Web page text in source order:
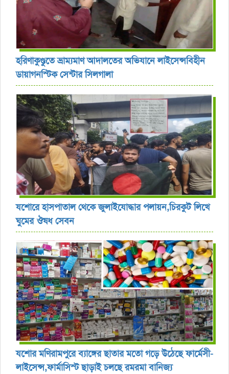
হরিণাকুণ্ডুতে ভ্রাম্যমাণ আদালতের অভিযানে লাইসেন্সবিহীন
ডায়াগনস্টিক সেন্টার সিলগালা
যশোরে হাসপাতাল থেকে জুলাইযোদ্ধার পলায়ন,চিরকুট লিখে
ঘুমের ঔষধ সেবন
যশোর ‎মণিরামপুরে ব্যাঙ্গের ছাতার মতো গড়ে উঠেছে ফার্মেসী-
লাইসেন্স,ফার্মাসিস্ট ছাড়াই চলছে রমরমা বানিজ্য ‎